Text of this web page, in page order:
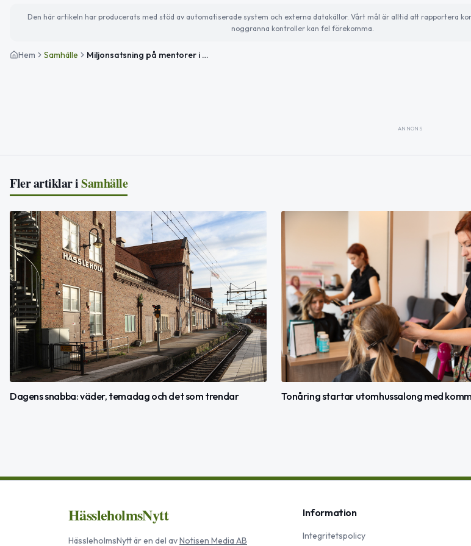
Den här artikeln har producerats med stöd av automatiserade system och externa datakällor. Vårt mål är alltid att rapportera
noggranna kontroller kan fel förekomma.
Hem Samhälle Miljonsatsning på mentorer i Hässleholms omsorgsförvaltning
ANNONS
Fler artiklar iSamhälle
Dagens snabba: väder, temadag och det som trendar
Tonåring startar utomhussalong med
HässleholmsNytt
HässleholmsNyttär en del avNotisen Media AB
Information
Integritetspolicy